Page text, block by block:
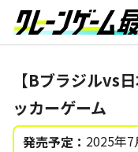
【Bブラジルvs
ッカーゲーム
発売予定： 2025年